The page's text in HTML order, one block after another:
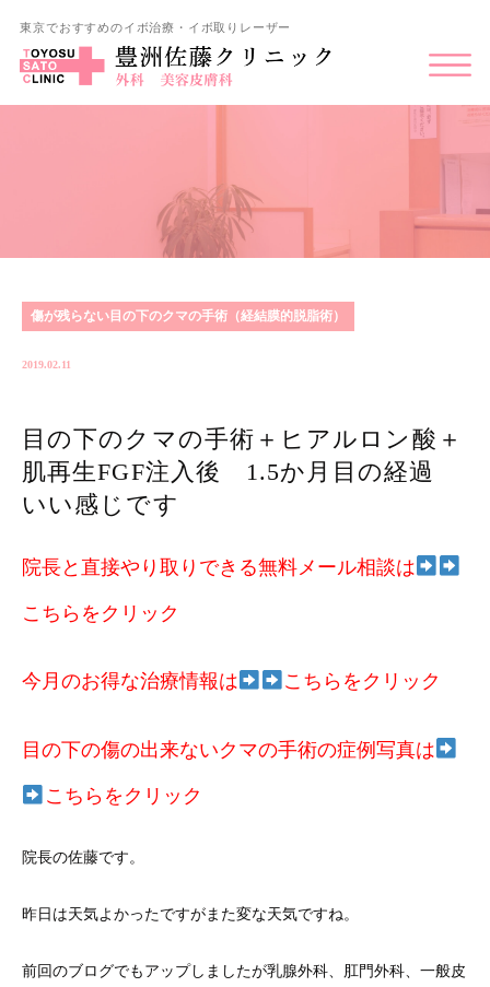
東京でおすすめのイボ治療・イボ取りレーザー
傷が残らない目の下のクマの手術（経結膜的脱脂術）
2019.02.11
目の下のクマの手術＋ヒアルロン酸＋
肌再生FGF注入後 1.5か月目の経過
いい感じです
院長と直接やり取りできる無料メール相談は
こちらをクリック
今月のお得な治療情報は こちらをクリック
目の下の傷の出来ないクマの手術の症例写真は
こちらをクリック
院長の佐藤です。
昨日は天気よかったですがまた変な天気ですね。
前回のブログでもアップしましたが乳腺外科、肛門外科、一般皮